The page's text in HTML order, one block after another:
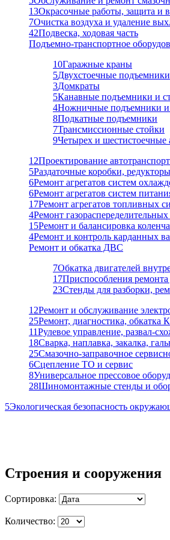
13Окрасочные работы, защита и
7Очистка воздуха и удаление
42Подвеска, ходовая часть
Подъемно-транспортное
10Гаражные краны
5Двухстоечные подъемники
3Домкраты
5Канавные подъемники и
4Ножничные подъемники и
8Подкатные подъемники
7Трансмиссионные стойки
9Четырех и шестистоечные
12Проектирование
5Раздаточные коробки,
6Ремонт агрегатов систем
6Ремонт агрегатов систем
17Ремонт агрегатов топливных
4Ремонт
15Ремонт и балансировка
4Ремонт и контроль карданных
Ремонт и обкатка ДВС
7Обкатка двигателей
17Приспособления
23Стенды для разборки,
12Ремонт и обслуживание
25Ремонт, диагностика, обкатка
11Рулевое управление, развал-
18Сварка, наплавка, закалка,
25Смазочно-заправочное
6Сцепление ТО и сервис
8Универсальное прессовое
28Шиномонтажные стенды и
5Экологическая безопасность
Строения и сооружения
Сортировка:
Количество: